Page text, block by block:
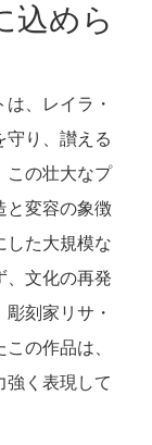
込めら
、レイラ・
守り、讃える
この壮大なプ
と変容の象徴
した大規模な
、文化の再発
刻家リサ・
の作品は、
強く表現して